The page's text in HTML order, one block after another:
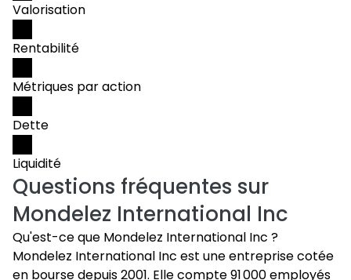
Valorisation
Rentabilité
Métriques par action
Dette
Liquidité
Questions fréquentes sur
Mondelez International Inc
Qu'est-ce que Mondelez International Inc ?
Mondelez International Inc est une entreprise cotée
en bourse depuis 2001. Elle compte 91 000 employés